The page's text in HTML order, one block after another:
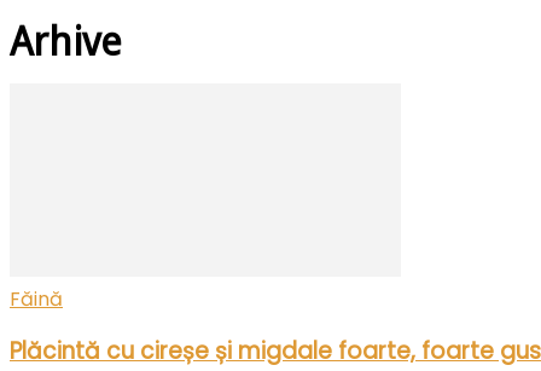
Arhive
Făină
Plăcintă cu cireșe și migdale foarte, foarte